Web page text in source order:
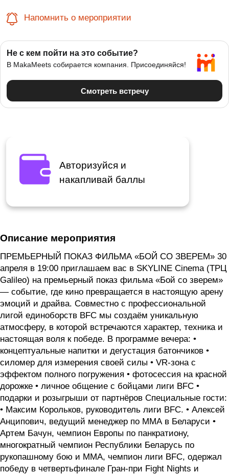
Напомнить о мероприятии
Авторизуйся и
накапливай баллы
Описание мероприятия
ПРЕМЬЕРНЫЙ ПОКАЗ ФИЛЬМА «БОЙ СО ЗВЕРЕМ» 30
апреля в 19:00 приглашаем вас в SKYLINE Cinema (ТРЦ
Galileo) на премьерный показ фильма «Бой со зверем»
— событие, где кино превращается в настоящую арену
эмоций и драйва. Совместно с профессиональной
лигой единоборств BFC мы создаём уникальную
атмосферу, в которой встречаются характер, техника и
настоящая воля к победе. В программе вечера: •
концептуальные напитки и дегустация батончиков •
силомер для измерения своей силы • VR-зона с
эффектом полного погружения • фотосессия на красной
дорожке • личное общение с бойцами лиги BFC •
подарки и розыгрыши от партнёров Специальные гости:
• Максим Корольков, руководитель лиги BFC. • Алексей
Анципович, ведущий менеджер по ММА в Беларуси •
Артем Бачун, чемпион Европы по панкратиону,
многократный чемпион Республики Беларусь по
рукопашному бою и ММА, чемпион лиги BFC, одержал
победу в четвертьфинале Гран-при Fight Nights и